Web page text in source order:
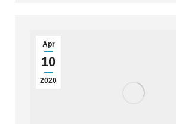
Apr
10
2020